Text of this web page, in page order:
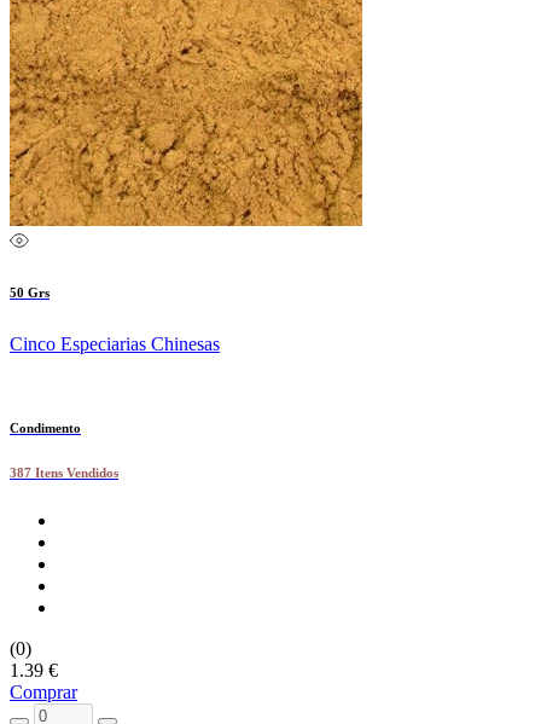
50 Grs
Cinco Especiarias Chinesas
Condimento
387 Itens Vendidos
(0)
1.39 €
Comprar